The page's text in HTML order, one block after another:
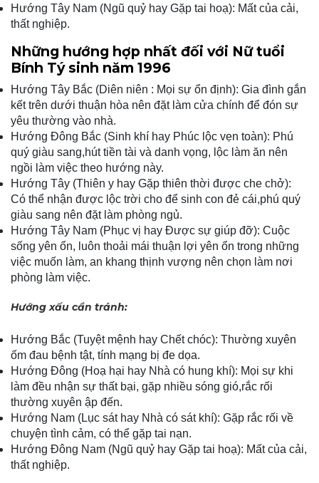
Hướng Tây Nam (Ngũ quỷ hay Gặp tai hoạ): Mất của cải,
thất nghiệp.
Những hướng hợp nhất đối với Nữ tuổi
Bính Tý sinh năm 1996
Hướng Tây Bắc (Diên niên : Mọi sự ổn định): Gia đình gắn
kết trên dưới thuận hòa nên đặt làm cửa chính để đón sự
yêu thường vào nhà.
Hướng Đông Bắc (Sinh khí hay Phúc lộc vẹn toàn): Phú
quý giàu sang,hút tiền tài và danh vọng, lộc làm ăn nên
ngồi làm việc theo hướng này.
Hướng Tây (Thiên y hay Gặp thiên thời được che chở):
Có thể nhận được lộc trời cho để sinh con đẻ cái,phú quý
giàu sang nên đặt làm phòng ngủ.
Hướng Tây Nam (Phục vị hay Được sự giúp đỡ): Cuộc
sống yên ổn, luôn thoải mái thuận lợi yên ổn trong những
việc muốn làm, an khang thịnh vượng nên chọn làm nơi
phòng làm việc.
Hướng xấu cần tránh:
Hướng Bắc (Tuyệt mệnh hay Chết chóc): Thường xuyên
ốm đau bệnh tật, tính mạng bị đe dọa.
Hướng Đông (Hoạ hại hay Nhà có hung khí): Mọi sự khi
làm đều nhận sự thất bại, gặp nhiều sóng gió,rắc rối
thường xuyên ập đến.
Hướng Nam (Lục sát hay Nhà có sát khí): Gặp rắc rối về
chuyện tình cảm, có thể gặp tai nạn.
Hướng Đông Nam (Ngũ quỷ hay Gặp tai hoạ): Mất của cải,
thất nghiệp.